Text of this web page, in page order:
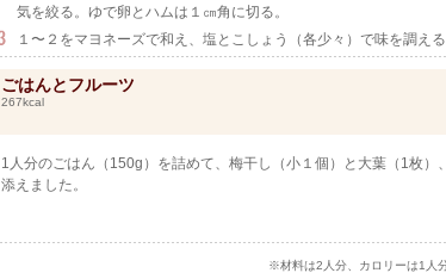
気を絞る。ゆで卵とハムは１㎝角に切る。
１〜２をマヨネーズで和え、塩とこしょう（各少々）で味を調える
ごはんとフルーツ
267kcal
1人分のごはん（150g）を詰めて、梅干し（小１個）と大葉（1枚）
添えました。
※材料は2人分、カロリーは1人